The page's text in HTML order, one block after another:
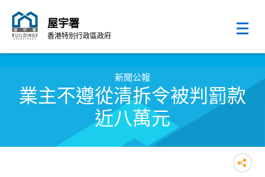
屋宇署
香港特別行政區政府
新聞公報
業主不遵從清拆令被判罰款
近八萬元